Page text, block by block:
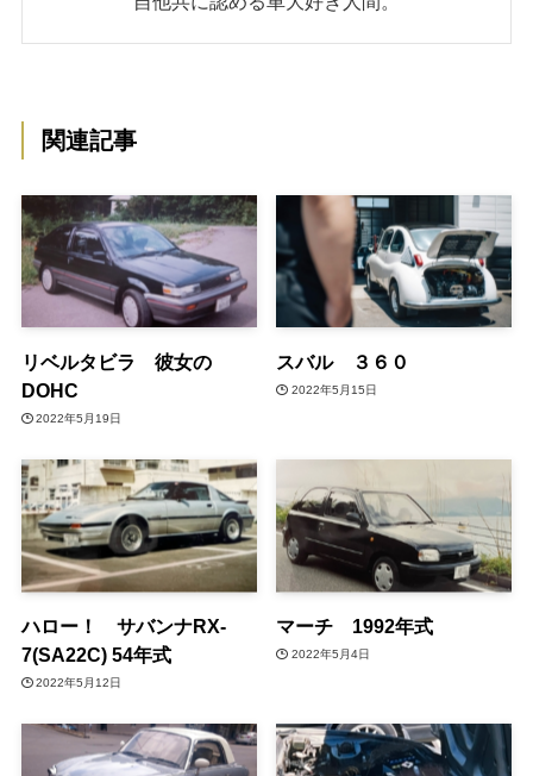
関連記事
リベルタビラ 彼女の
DOHC
2022年5月19日
スバル ３６０
2022年5月15日
ハロー！ サバンナRX-
7(SA22C) 54年式
2022年5月12日
マーチ 1992年式
2022年5月4日